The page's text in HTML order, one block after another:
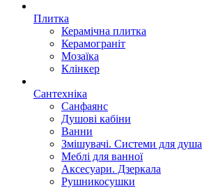
Плитка
Керамічна плитка
Керамограніт
Мозаїка
Клінкер
Сантехніка
Санфаянс
Душові кабіни
Ванни
Змішувачі. Системи для душа
Меблі для ванної
Аксесуари. Дзеркала
Рушникосушки